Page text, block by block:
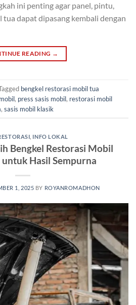
ini penting agar panel, pintu,
tua dapat dipasang kembali dengan
READING →
bengkel restorasi mobil tua
, press sasis mobil, restorasi mobil
, sasis mobil klasik
INFO LOKAL
Bengkel Restorasi Mobil
Hasil Sempurna
1, 2025 BY ROYANROMADHON